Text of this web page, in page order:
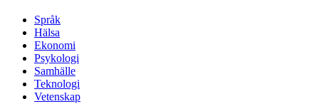
Språk
Hälsa
Ekonomi
Psykologi
Samhälle
Teknologi
Vetenskap